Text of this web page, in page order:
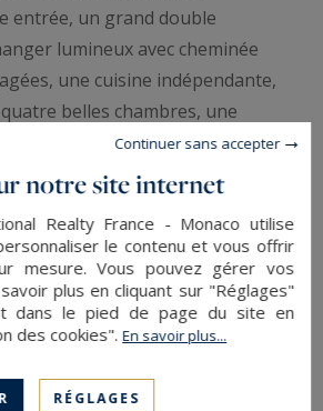
entrée, un grand double
lumineux avec cheminée
une cuisine indépendante,
belles chambres, une
salle de douche et deux
complètent ce bien.
métro. Bon état, le charme de
d’origine et cheminées,
Lycée Pasteur et Collège
Sotheby's Int Realty vous
notre site internet
Realty France - Monaco utilise
le contenu et vous offrir
mesure. Vous pouvez gérer vos
plus en cliquant sur "Réglages"
dans le pied de page du site en
des cookies".En savoir plus...
RÉGLAGES
Continuer sans accepter